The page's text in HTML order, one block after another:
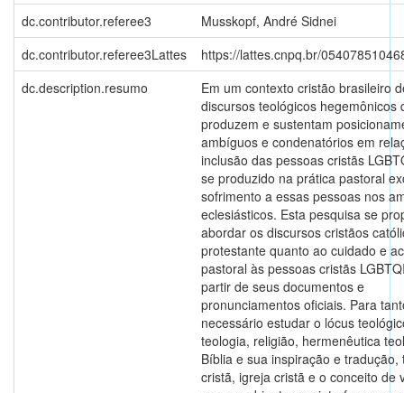
dc.contributor.referee3
Musskopf, André Sidnei
dc.contributor.referee3Lattes
https://lattes.cnpq.br/
dc.description.resumo
Em um contexto cristão brasileiro
discursos teológicos hegemônicos
produzem e sustentam
ambíguos e condenatórios em
inclusão das pessoas cristãs
se produzido na prática pastoral
sofrimento a essas pessoas nos
eclesiásticos. Esta pesquisa se
abordar os discursos cristãos
protestante quanto ao cuidado e
pastoral às pessoas cristãs
partir de seus documentos e
pronunciamentos oficiais. Para
necessário estudar o lócus
teologia, religião, hermenêutica
Bíblia e sua inspiração e tradução,
cristã, igreja cristã e o conceito de